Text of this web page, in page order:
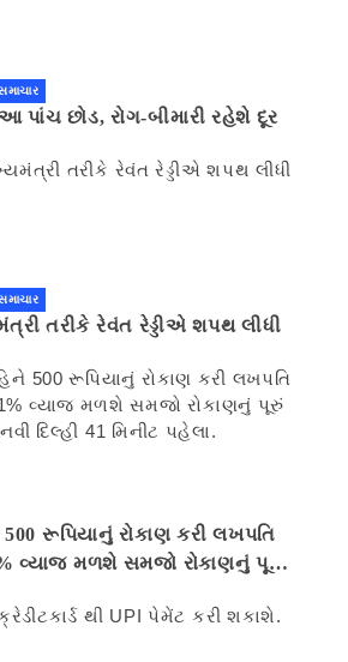
આ પાંચ છોડ, રોગ-બીમારી રહેશે દૂર
તરીકે રેવંત રેડ્ડીએ શપથ લીધી
રૂપિયાનું રોકાણ કરી લખપતિ
વ્યાજ મળશે સમજો રોકાણનું પૂરું